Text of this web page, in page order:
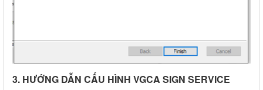
3. HƯỚNG DẪN CẤU HÌNH VGCA SIGN SERVICE